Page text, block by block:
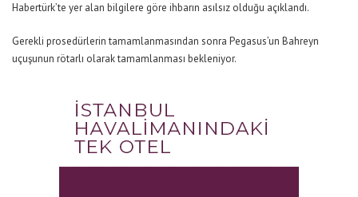
Habertürk’te yer alan bilgilere göre ihbarın asılsız olduğu açıklandı.
Gerekli prosedürlerin tamamlanmasından sonra Pegasus’un Bahreyn
uçuşunun rötarlı olarak tamamlanması bekleniyor.